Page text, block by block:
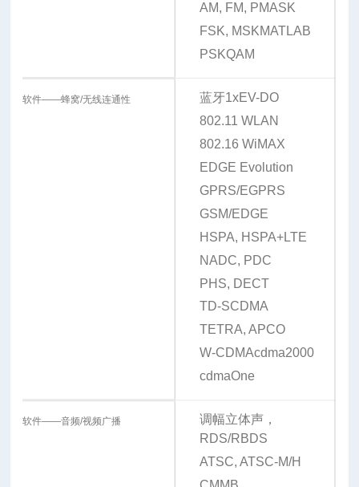
AM, FM, PMASK
FSK, MSKMATLAB
PSKQAM
软件——蜂窝/无线连通性 蓝牙1xEV-DO
802.11 WLAN
802.16 WiMAX
EDGE Evolution
GPRS/EGPRS
GSM/EDGE
HSPA, HSPA+LTE
NADC, PDC
PHS, DECT
TD-SCDMA
TETRA, APCO
W-CDMAcdma2000
cdmaOne
软件——音频/视频广播 调幅立体声，
RDS/RBDS
ATSC, ATSC-M/H